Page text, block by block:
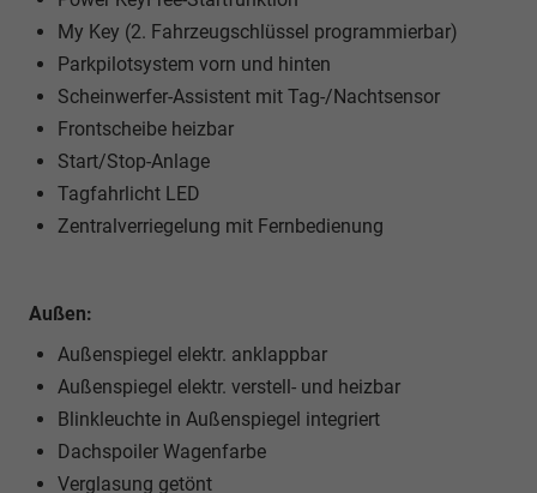
My Key (2. Fahrzeugschlüssel programmierbar)
Parkpilotsystem vorn und hinten
Scheinwerfer-Assistent mit Tag-/Nachtsensor
Frontscheibe heizbar
Start/Stop-Anlage
Tagfahrlicht LED
Zentralverriegelung mit Fernbedienung
Außen:
Außenspiegel elektr. anklappbar
Außenspiegel elektr. verstell- und heizbar
Blinkleuchte in Außenspiegel integriert
Dachspoiler Wagenfarbe
Verglasung getönt